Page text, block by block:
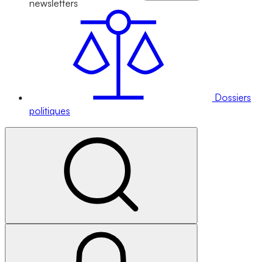
newsletters
Dossiers
politiques